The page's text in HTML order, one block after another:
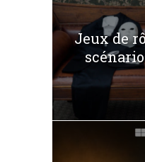
Jeux de